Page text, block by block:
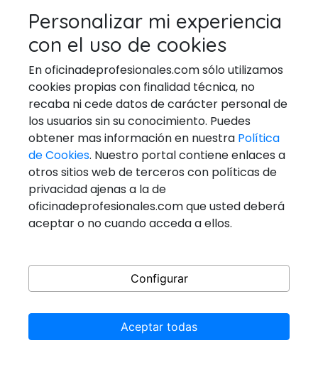
TÉCNICOS EN REPARACIÓN DE
ELECTRODOMESTICOS
VETERINARIOS
Ponerse En Contacto
Email: general@oficinadeprofesionales.com
Redes Sociales
Copyright © 2026@OficinadeprofesionalesAll rights
Personalizar mi experiencia
con el uso de cookies
En oficinadeprofesionales.com sólo utilizamos
cookies propias con finalidad técnica, no
recaba ni cede datos de carácter personal de
los usuarios sin su conocimiento. Puedes
obtener mas información en nuestra Política
de Cookies. Nuestro portal contiene enlaces a
otros sitios web de terceros con políticas de
privacidad ajenas a la de
oficinadeprofesionales.com que usted deberá
aceptar o no cuando acceda a ellos.
Configurar
Aceptar todas